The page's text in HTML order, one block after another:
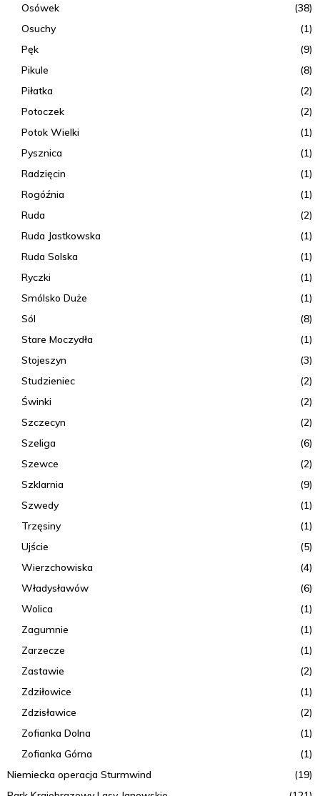
Osówek
(38)
Osuchy
(1)
Pęk
(9)
Pikule
(8)
Piłatka
(2)
Potoczek
(2)
Potok Wielki
(1)
Pysznica
(1)
Radzięcin
(1)
Rogóźnia
(1)
Ruda
(2)
Ruda Jastkowska
(1)
Ruda Solska
(1)
Ryczki
(1)
Smólsko Duże
(1)
Sól
(8)
Stare Moczydła
(1)
Stojeszyn
(3)
Studzieniec
(2)
Świnki
(2)
Szczecyn
(2)
Szeliga
(6)
Szewce
(2)
Szklarnia
(9)
Szwedy
(1)
Trzęsiny
(1)
Ujście
(5)
Wierzchowiska
(4)
Władysławów
(6)
Wolica
(1)
Zagumnie
(1)
Zarzecze
(1)
Zastawie
(2)
Zdziłowice
(1)
Zdzisławice
(2)
Zofianka Dolna
(1)
Zofianka Górna
(1)
Niemiecka operacja Sturmwind
(19)